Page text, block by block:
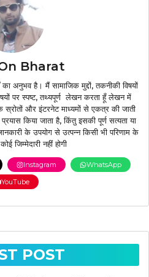
Bharat
अनुभव है। मैं सामाजिक मुद्दों, तकनीकी विषयों
पर स्पष्ट, तथ्यपूर्ण लेखन करता हूँ लेखन में
स्रोतों और इंटरनेट माध्यमों से एकत्र की जाती
किया जाता है, किंतु इसकी पूर्ण सत्यता या
के उपयोग से उत्पन्न किसी भी परिणाम के
जिम्मेदारी नहीं होगी
Instagram
WhatsApp
YouTube
POST